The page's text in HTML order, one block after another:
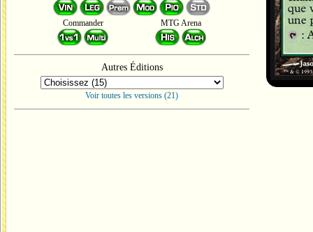
Commander MTG Arena
Autres Éditions
Voir toutes les versions (21)